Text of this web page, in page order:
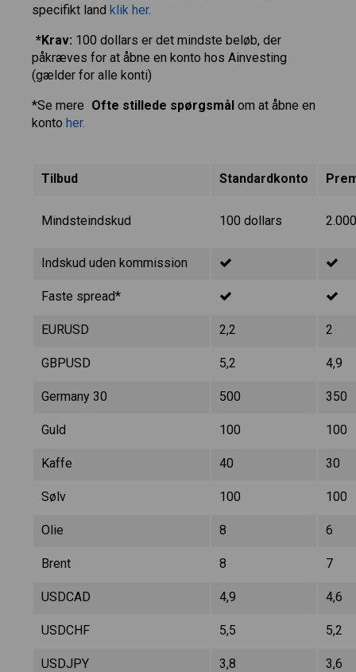
specifikt land klik her.
*Krav: 100 dollars er det mindste beløb, der
påkræves for at åbne en konto hos Ainvesting
(gælder for alle konti)
*Se mere Ofte stillede spørgsmål om at åbne en
konto her.
Tilbud Standardkonto
Mindsteindskud 100 dollars
Indskud uden kommission
Faste spread*
EURUSD 2,2 2
GBPUSD 5,2 4,9
Germany 30 500 350
Guld 100 100
Kaffe 40 30
Sølv 100 100
Olie 8 6
Brent 8 7
USDCAD 4,9 4,6
USDCHF 5,5 5,2
USDJPY 3,8 3,6